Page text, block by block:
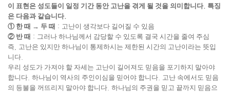
이 표현은 성도들이 일정 기간 동안 고난을 겪게 될 것을 의미합니다. 특징
은 다음과 같습니다.
① 한 때 → 두 때 : 고난이 생각보다 길어질 수 있음
② 반 때 : 그러나 하나님께서 감당할 수 있도록 결국 시간을 줄여 주심
즉
고난은 있지만 하나님이 통제하시는 제한된 시간의 고난이라는 뜻입
니다
우리 성도가 가져야 할 자세는 고난이 길어져도 믿음을 포기하지 말아야
합니다 하나님이 역사의 주인이심을 믿어야 합니다 고난 속에서도 믿음
의 등불을 꺼뜨리지 말아야 합니다 하나님의 주권을 믿고 끝까지 믿음으